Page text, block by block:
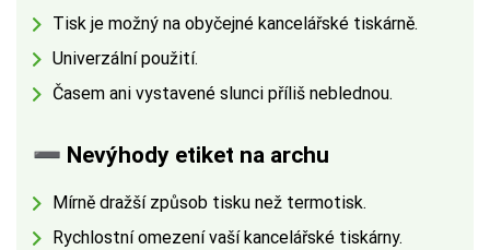
Tisk je možný na obyčejné kancelářské tiskárně.
Univerzální použití.
Časem ani vystavené slunci příliš neblednou.
➖ Nevýhody etiket na archu
Mírně dražší způsob tisku než termotisk.
Rychlostní omezení vaší kancelářské tiskárny.